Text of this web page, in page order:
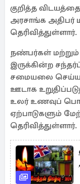
குறித்த
அரசாங்க அதிபர்
தெரிவித்துள்ளார்.
நண்பர்கள் மற்றும்
இருக்கின்ற
சமையலை செய்ய
ஊடாக
உலர் உணவுப்
ஏற்பாடுகளும்
தெரிவித்துள்ளார்.